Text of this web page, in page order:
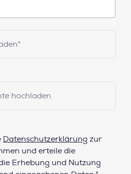
hochladen
Datenschutzerklärung zur
und erteile die
Erhebung und Nutzung